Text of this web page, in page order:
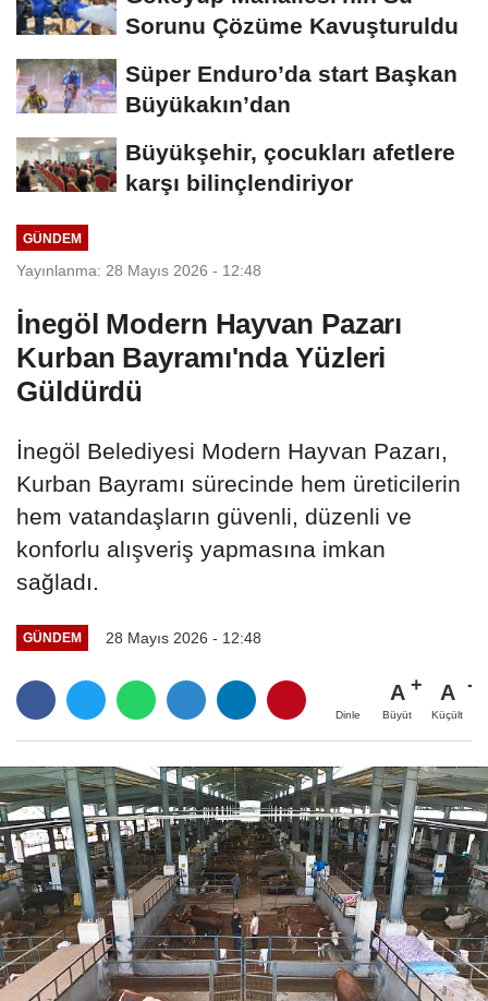
Sorunu Çözüme Kavuşturuldu
Süper Enduro’da start Başkan
Büyükakın’dan
Büyükşehir, çocukları afetlere
karşı bilinçlendiriyor
GÜNDEM
Yayınlanma: 28 Mayıs 2026 - 12:48
İnegöl Modern Hayvan Pazarı
Kurban Bayramı'nda Yüzleri
Güldürdü
İnegöl Belediyesi Modern Hayvan Pazarı,
Kurban Bayramı sürecinde hem üreticilerin
hem vatandaşların güvenli, düzenli ve
konforlu alışveriş yapmasına imkan
sağladı.
GÜNDEM 28 Mayıs 2026 - 12:48
Dinle
A
Büyüt
A
Küçült